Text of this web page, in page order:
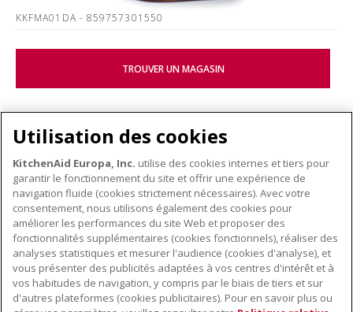
KKFMA01DA - 859757301550
TROUVER UN MAGASIN
KITCHENWARE
À PROPOS DE KITCHENAID
À propos de KitchenAid
Histoire de la marque
NOS PRODUITS
Utilisation des cookies
KitchenAid Europa, Inc. utilise des cookies internes et tiers pour
garantir le fonctionnement du site et offrir une expérience de
navigation fluide (cookies strictement nécessaires). Avec votre
consentement, nous utilisons également des cookies pour
améliorer les performances du site Web et proposer des
fonctionnalités supplémentaires (cookies fonctionnels), réaliser des
analyses statistiques et mesurer l'audience (cookies d'analyse), et
vous présenter des publicités adaptées à vos centres d'intérêt et à
vos habitudes de navigation, y compris par le biais de tiers et sur
d'autres plateformes (cookies publicitaires). Pour en savoir plus ou